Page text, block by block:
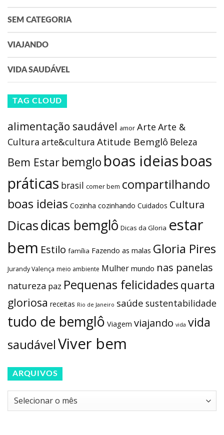
SEM CATEGORIA
VIAJANDO
VIDA SAUDÁVEL
TAG CLOUD
alimentação saudável amor Arte Arte &
Cultura arte&cultura Atitude Bemglô Beleza
Bem Estar bemglo boas ideiasboas
práticas brasil comer bem compartilhando
boas ideias Cozinha cozinhando Cuidados Cultura
Dicasdicas bemglô Dicas da Gloria estar
bem Estilo família Fazendo as malas Gloria Pires
Jurandy Valença meio ambiente Mulher mundo nas panelas
natureza paz Pequenas felicidades quarta
gloriosa receitas Rio de Janeiro saúde sustentabilidade
tudo de bemglô Viagem viajando vida vida
saudávelViver bem
ARQUIVOS
Arquivos